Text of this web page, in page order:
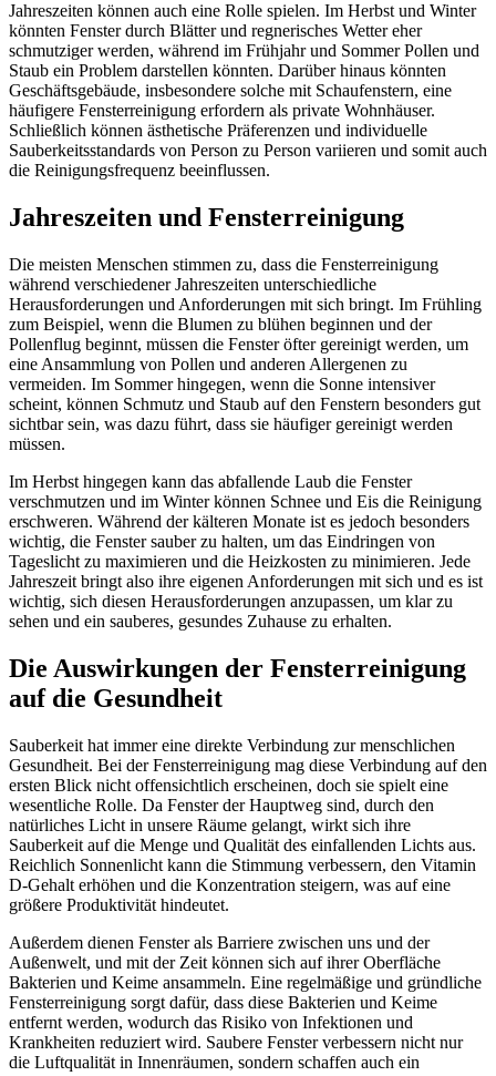
Jahreszeiten können auch eine Rolle spielen. Im Herbst und Winter
könnten Fenster durch Blätter und regnerisches Wetter eher
schmutziger werden, während im Frühjahr und Sommer Pollen und
Staub ein Problem darstellen könnten. Darüber hinaus könnten
Geschäftsgebäude, insbesondere solche mit Schaufenstern, eine
häufigere Fensterreinigung erfordern als private Wohnhäuser.
Schließlich können ästhetische Präferenzen und individuelle
Sauberkeitsstandards von Person zu Person variieren und somit auch
die Reinigungsfrequenz beeinflussen.
Jahreszeiten und Fensterreinigung
Die meisten Menschen stimmen zu, dass die Fensterreinigung
während verschiedener Jahreszeiten unterschiedliche
Herausforderungen und Anforderungen mit sich bringt. Im Frühling
zum Beispiel, wenn die Blumen zu blühen beginnen und der
Pollenflug beginnt, müssen die Fenster öfter gereinigt werden, um
eine Ansammlung von Pollen und anderen Allergenen zu
vermeiden. Im Sommer hingegen, wenn die Sonne intensiver
scheint, können Schmutz und Staub auf den Fenstern besonders gut
sichtbar sein, was dazu führt, dass sie häufiger gereinigt werden
müssen.
Im Herbst hingegen kann das abfallende Laub die Fenster
verschmutzen und im Winter können Schnee und Eis die Reinigung
erschweren. Während der kälteren Monate ist es jedoch besonders
wichtig, die Fenster sauber zu halten, um das Eindringen von
Tageslicht zu maximieren und die Heizkosten zu minimieren. Jede
Jahreszeit bringt also ihre eigenen Anforderungen mit sich und es ist
wichtig, sich diesen Herausforderungen anzupassen, um klar zu
sehen und ein sauberes, gesundes Zuhause zu erhalten.
Die Auswirkungen der Fensterreinigung
auf die Gesundheit
Sauberkeit hat immer eine direkte Verbindung zur menschlichen
Gesundheit. Bei der Fensterreinigung mag diese Verbindung auf den
ersten Blick nicht offensichtlich erscheinen, doch sie spielt eine
wesentliche Rolle. Da Fenster der Hauptweg sind, durch den
natürliches Licht in unsere Räume gelangt, wirkt sich ihre
Sauberkeit auf die Menge und Qualität des einfallenden Lichts aus.
Reichlich Sonnenlicht kann die Stimmung verbessern, den Vitamin
D-Gehalt erhöhen und die Konzentration steigern, was auf eine
größere Produktivität hindeutet.
Außerdem dienen Fenster als Barriere zwischen uns und der
Außenwelt, und mit der Zeit können sich auf ihrer Oberfläche
Bakterien und Keime ansammeln. Eine regelmäßige und gründliche
Fensterreinigung sorgt dafür, dass diese Bakterien und Keime
entfernt werden, wodurch das Risiko von Infektionen und
Krankheiten reduziert wird. Saubere Fenster verbessern nicht nur
die Luftqualität in Innenräumen, sondern schaffen auch ein